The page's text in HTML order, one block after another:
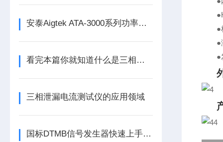
安泰Aigtek ATA-3000系列功率放大器
看完本篇你就知道什么是三相功率分析仪了
三相泄漏电流测试仪的应用领域
国标DTMB信号发生器快速上手：PN420/595/945三种帧头怎么选
●标
●测
●发